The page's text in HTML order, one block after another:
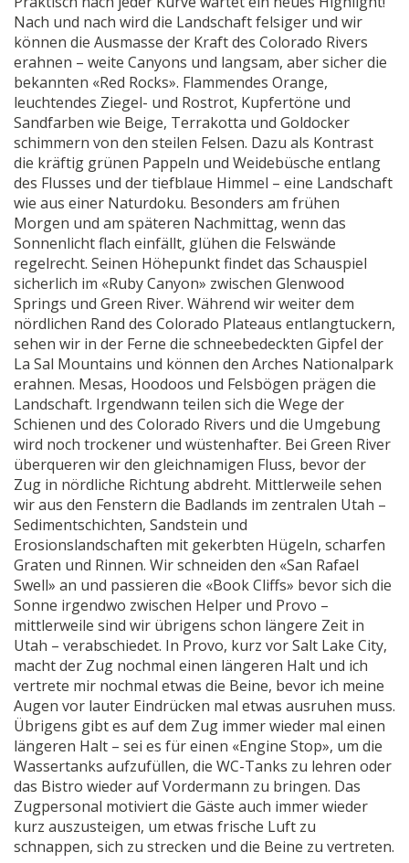
Nach und nach wird die Landschaft felsiger und wir
können die Ausmasse der Kraft des Colorado Rivers
erahnen – weite Canyons und langsam, aber sicher die
bekannten «Red Rocks». Flammendes Orange,
leuchtendes Ziegel- und Rostrot, Kupfertöne und
Sandfarben wie Beige, Terrakotta und Goldocker
schimmern von den steilen Felsen. Dazu als Kontrast
die kräftig grünen Pappeln und Weidebüsche entlang
des Flusses und der tiefblaue Himmel – eine Landschaft
wie aus einer Naturdoku. Besonders am frühen
Morgen und am späteren Nachmittag, wenn das
Sonnenlicht flach einfällt, glühen die Felswände
regelrecht. Seinen Höhepunkt findet das Schauspiel
sicherlich im «Ruby Canyon» zwischen Glenwood
Springs und Green River. Während wir weiter dem
nördlichen Rand des Colorado Plateaus entlangtuckern,
sehen wir in der Ferne die schneebedeckten Gipfel der
La Sal Mountains und können den Arches Nationalpark
erahnen. Mesas, Hoodoos und Felsbögen prägen die
Landschaft. Irgendwann teilen sich die Wege der
Schienen und des Colorado Rivers und die Umgebung
wird noch trockener und wüstenhafter. Bei Green River
überqueren wir den gleichnamigen Fluss, bevor der
Zug in nördliche Richtung abdreht. Mittlerweile sehen
wir aus den Fenstern die Badlands im zentralen Utah –
Sedimentschichten, Sandstein und
Erosionslandschaften mit gekerbten Hügeln, scharfen
Graten und Rinnen. Wir schneiden den «San Rafael
Swell» an und passieren die «Book Cliffs» bevor sich die
Sonne irgendwo zwischen Helper und Provo –
mittlerweile sind wir übrigens schon längere Zeit in
Utah – verabschiedet. In Provo, kurz vor Salt Lake City,
macht der Zug nochmal einen längeren Halt und ich
vertrete mir nochmal etwas die Beine, bevor ich meine
Augen vor lauter Eindrücken mal etwas ausruhen muss.
Übrigens gibt es auf dem Zug immer wieder mal einen
längeren Halt – sei es für einen «Engine Stop», um die
Wassertanks aufzufüllen, die WC-Tanks zu lehren oder
das Bistro wieder auf Vordermann zu bringen. Das
Zugpersonal motiviert die Gäste auch immer wieder
kurz auszusteigen, um etwas frische Luft zu
schnappen, sich zu strecken und die Beine zu vertreten.